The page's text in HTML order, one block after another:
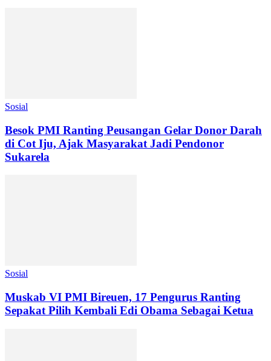
Sosial
Besok PMI Ranting Peusangan Gelar Donor Darah
di Cot Iju, Ajak Masyarakat Jadi Pendonor
Sukarela
Sosial
Muskab VI PMI Bireuen, 17 Pengurus Ranting
Sepakat Pilih Kembali Edi Obama Sebagai Ketua